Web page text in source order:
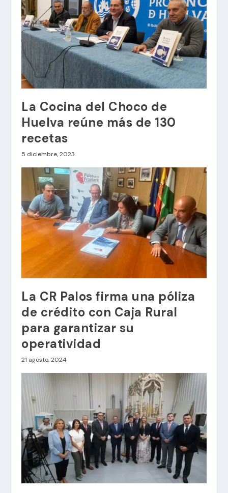
La Cocina del Choco de
Huelva reúne más de 130
recetas
5 diciembre, 2023
La CR Palos firma una póliza
de crédito con Caja Rural
para garantizar su
operatividad
21 agosto, 2024